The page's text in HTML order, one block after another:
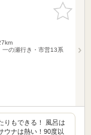
お気に入
りに追加
の瀬行き・市営13系
りもできる！ 風呂は
ウナは熱い！90度以